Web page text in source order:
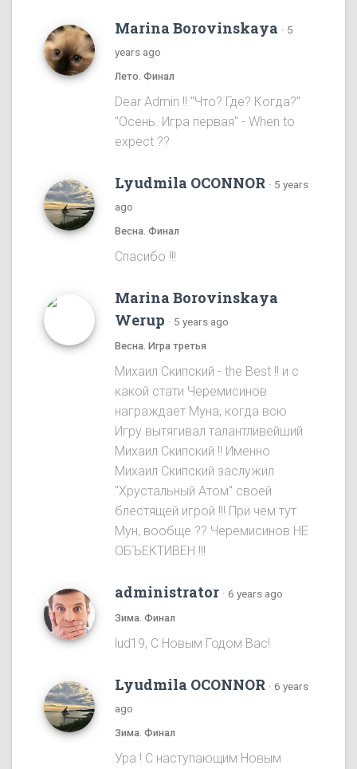
Marina Borovinskaya · 5
years ago
Лето. Финал
Dear Admin !! "Что? Где? Когда?"
"Осень. Игра первая" - When to
expect ??
Lyudmila OCONNOR · 5 years
ago
Весна. Финал
Спасибо !!!
Marina Borovinskaya
Werup · 5 years ago
Весна. Игра третья
Михаил Скипский - the Best !! и с
какой стати Черемисинов
награждает Муна, когда всю
Игру вытягивал талантливейший
Михаил Скипский !! Именно
Михаил Скипский заслужил
"Хрустальный Атом" своей
блестящей игрой !!! При чем тут
Мун, вообще ?? Черемисинoв НЕ
ОБЪЕКТИВЕН !!!
administrator · 6 years ago
Зима. Финал
lud19, С Новым Годом Вас!
Lyudmila OCONNOR · 6 years
ago
Зима. Финал
Ура ! С наступающим Новым